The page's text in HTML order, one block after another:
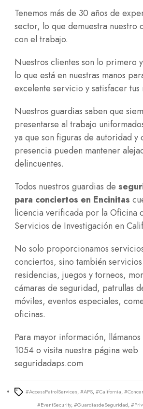
Tenemos más de 30 años de
sector, lo que demuestra nuestro
con el trabajo.
Nuestros clientes son lo primero
lo que está en nuestras manos
excelente servicio y satisfacer tus
Nuestros guardias saben que
presentarse al trabajo
ya que son figuras de autoridad y
presencia pueden mantener
delincuentes.
Todos nuestros guardias de
para conciertos en Encinitas
licencia verificada por la Oficina
Servicios de Investigación en
No solo proporcionamos
conciertos, sino también
residencias, juegos y torneos,
cámaras de seguridad, patrullas
móviles, eventos especiales,
oficinas.
Para mayor información,
1054 o visita nuestra página web
seguridadaps.com
Tags
#AccessPatrolServices,#APS,#California,
#EventSecurity,#GuardiasdeSeguridad,